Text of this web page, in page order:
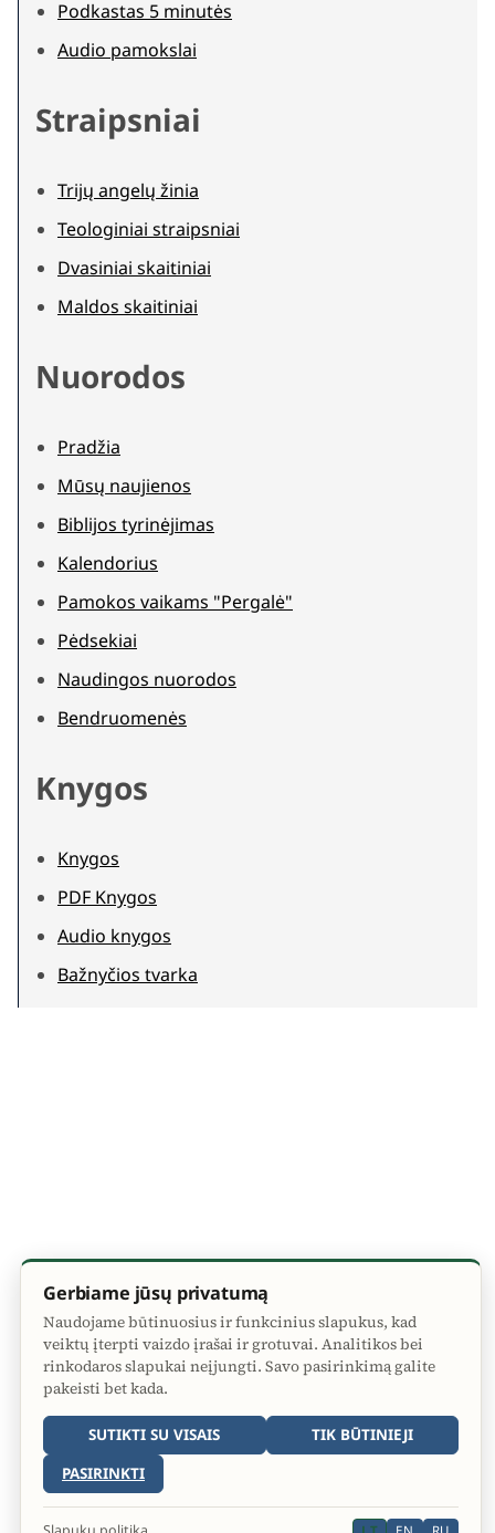
Podkastas 5 minutės
Audio pamokslai
Straipsniai
Trijų angelų žinia
Teologiniai straipsniai
Dvasiniai skaitiniai
Maldos skaitiniai
Nuorodos
Pradžia
Mūsų naujienos
Biblijos tyrinėjimas
Kalendorius
Pamokos vaikams "Pergalė"
Pėdsekiai
Naudingos nuorodos
Bendruomenės
Knygos
Knygos
PDF Knygos
Audio knygos
Bažnyčios tvarka
Gerbiame jūsų privatumą
Naudojame būtinuosius ir funkcinius slapukus, kad
veiktų įterpti vaizdo įrašai ir grotuvai. Analitikos bei
rinkodaros slapukai neįjungti. Savo pasirinkimą galite
pakeisti bet kada.
SUTIKTI SU VISAIS
TIK BŪTINIEJI
PASIRINKTI